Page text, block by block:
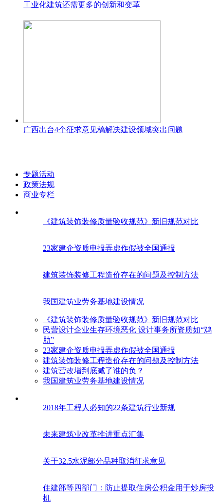
工业化建筑还需更多的创新和变革
广西出台4个征求意见稿解决建设领域突出问题
专题活动
政策法规
商业专栏
《建筑装饰装修质量验收规范》新旧规范对比
23家建企资质申报弄虚作假被全国通报
建筑装饰装修工程造价存在的问题及控制方法
我国建筑业劳务基地建设情况
《建筑装饰装修质量验收规范》新旧规范对比
民营设计企业生存环境恶化 设计事务所资质如“鸡
肋”
23家建企资质申报弄虚作假被全国通报
建筑装饰装修工程造价存在的问题及控制方法
建筑营改增到底减了谁的负？
我国建筑业劳务基地建设情况
2018年工程人必知的22条建筑行业新规
未来建筑业改革推进重点汇集
关于32.5水泥部分品种取消征求意见
住建部等四部门：防止提取住房公积金用于炒房投
机